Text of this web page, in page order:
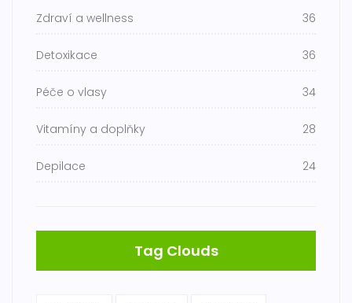
Zdraví a wellness 36
Detoxikace 36
Péče o vlasy 34
Vitamíny a doplňky 28
Depilace 24
Tag Clouds